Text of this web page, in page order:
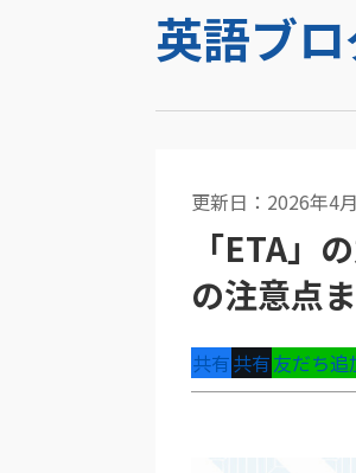
英語ブ
更新日：2026年4
「ETA」
の注意点
共有共有友だち追